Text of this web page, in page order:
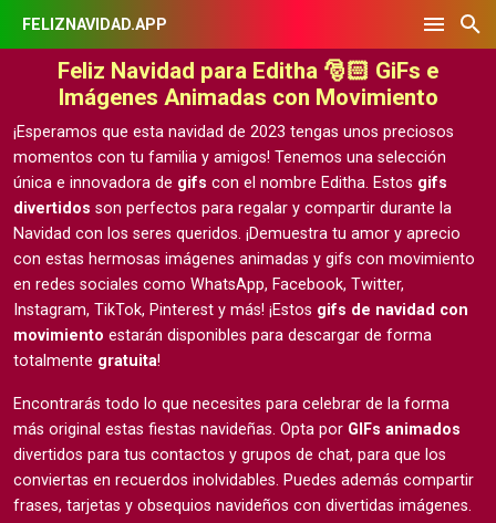
FELIZNAVIDAD.APP
Feliz Navidad para Editha 🎅🏻 GiFs e
Imágenes Animadas con Movimiento
¡Esperamos que esta navidad de 2023 tengas unos preciosos
momentos con tu familia y amigos! Tenemos una selección
única e innovadora de gifs con el nombre Editha. Estos gifs
divertidos son perfectos para regalar y compartir durante la
Navidad con los seres queridos. ¡Demuestra tu amor y aprecio
con estas hermosas imágenes animadas y gifs con movimiento
en redes sociales como WhatsApp, Facebook, Twitter,
Instagram, TikTok, Pinterest y más! ¡Estos gifs de navidad con
movimiento estarán disponibles para descargar de forma
totalmente gratuita!
Encontrarás todo lo que necesites para celebrar de la forma
más original estas fiestas navideñas. Opta por GIFs animados
divertidos para tus contactos y grupos de chat, para que los
conviertas en recuerdos inolvidables. Puedes además compartir
frases, tarjetas y obsequios navideños con divertidas imágenes.